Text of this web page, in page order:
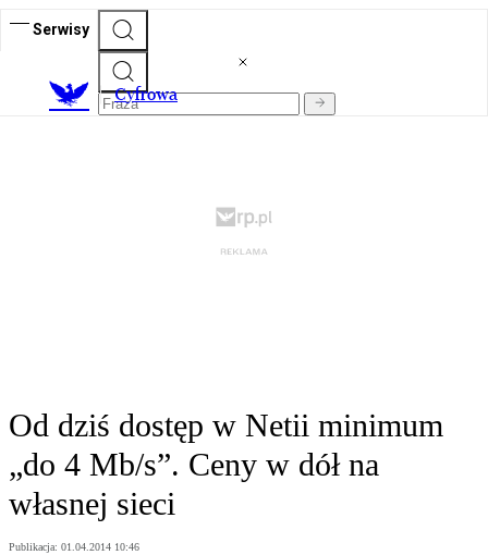
Serwisy
Cyfrowa
Od dziś dostęp w Netii minimum
„do 4 Mb/s”. Ceny w dół na
własnej sieci
Publikacja: 01.04.2014 10:46